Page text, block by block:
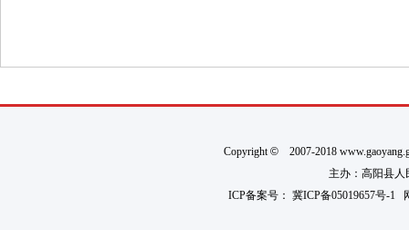
Copyright©2007-2018
主办：高阳县人
ICP备案号： 冀ICP备05019657号-1网